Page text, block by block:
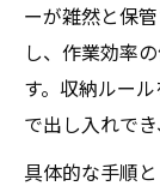
ーが雑然と保
し、作業効率
す。収納ルー
で出し入れで
具体的な手順